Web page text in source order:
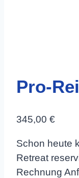
Pro-
345,00 €
Schon heute
Retreat
Rechnung